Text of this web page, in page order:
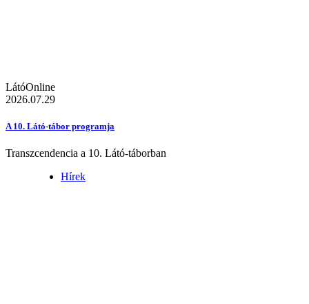
LátóOnline
2026.07.29
A 10. Látó-tábor programja
Transzcendencia a 10. Látó-táborban
Hírek